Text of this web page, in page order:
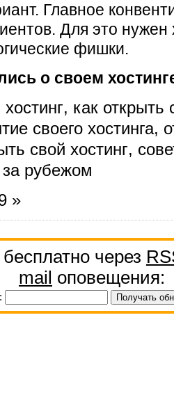
Главное
Для это
фишки.
о своем
, как открыть
своего хостинга,
свой хостинг,
за рубежом
»
через
mail оповещения: